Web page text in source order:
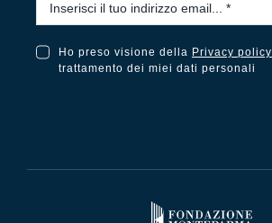
Ho preso visione della Privacy policy
trattamento dei miei dati personali